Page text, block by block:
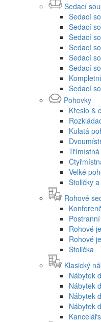
Sedací
Sedací
Sedací
Sedací
Sedací
Sedací
Sedací
Sedací
Pohovky
Křeslo &
Kulatá
Velké
Stoličky
Rohové
Rohové
Rohové
Stolička
Klasický
Nábytek
Nábytek
Nábytek
Nábytek